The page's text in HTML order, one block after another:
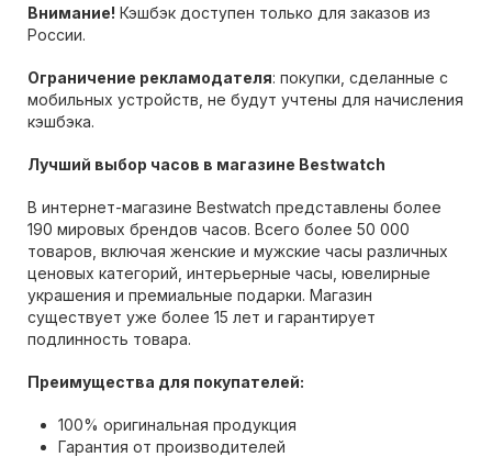
Внимание! Кэшбэк доступен только для заказов из
России.
Ограничение рекламодателя: покупки, сделанные с
мобильных устройств, не будут учтены для начисления
кэшбэка.
Лучший выбор часов в магазине Bestwatch
В интернет-магазине Bestwatch представлены более
190 мировых брендов часов. Всего более 50 000
товаров, включая женские и мужские часы различных
ценовых категорий, интерьерные часы, ювелирные
украшения и премиальные подарки. Магазин
существует уже более 15 лет и гарантирует
подлинность товара.
Преимущества для покупателей:
100% оригинальная продукция
Гарантия от производителей